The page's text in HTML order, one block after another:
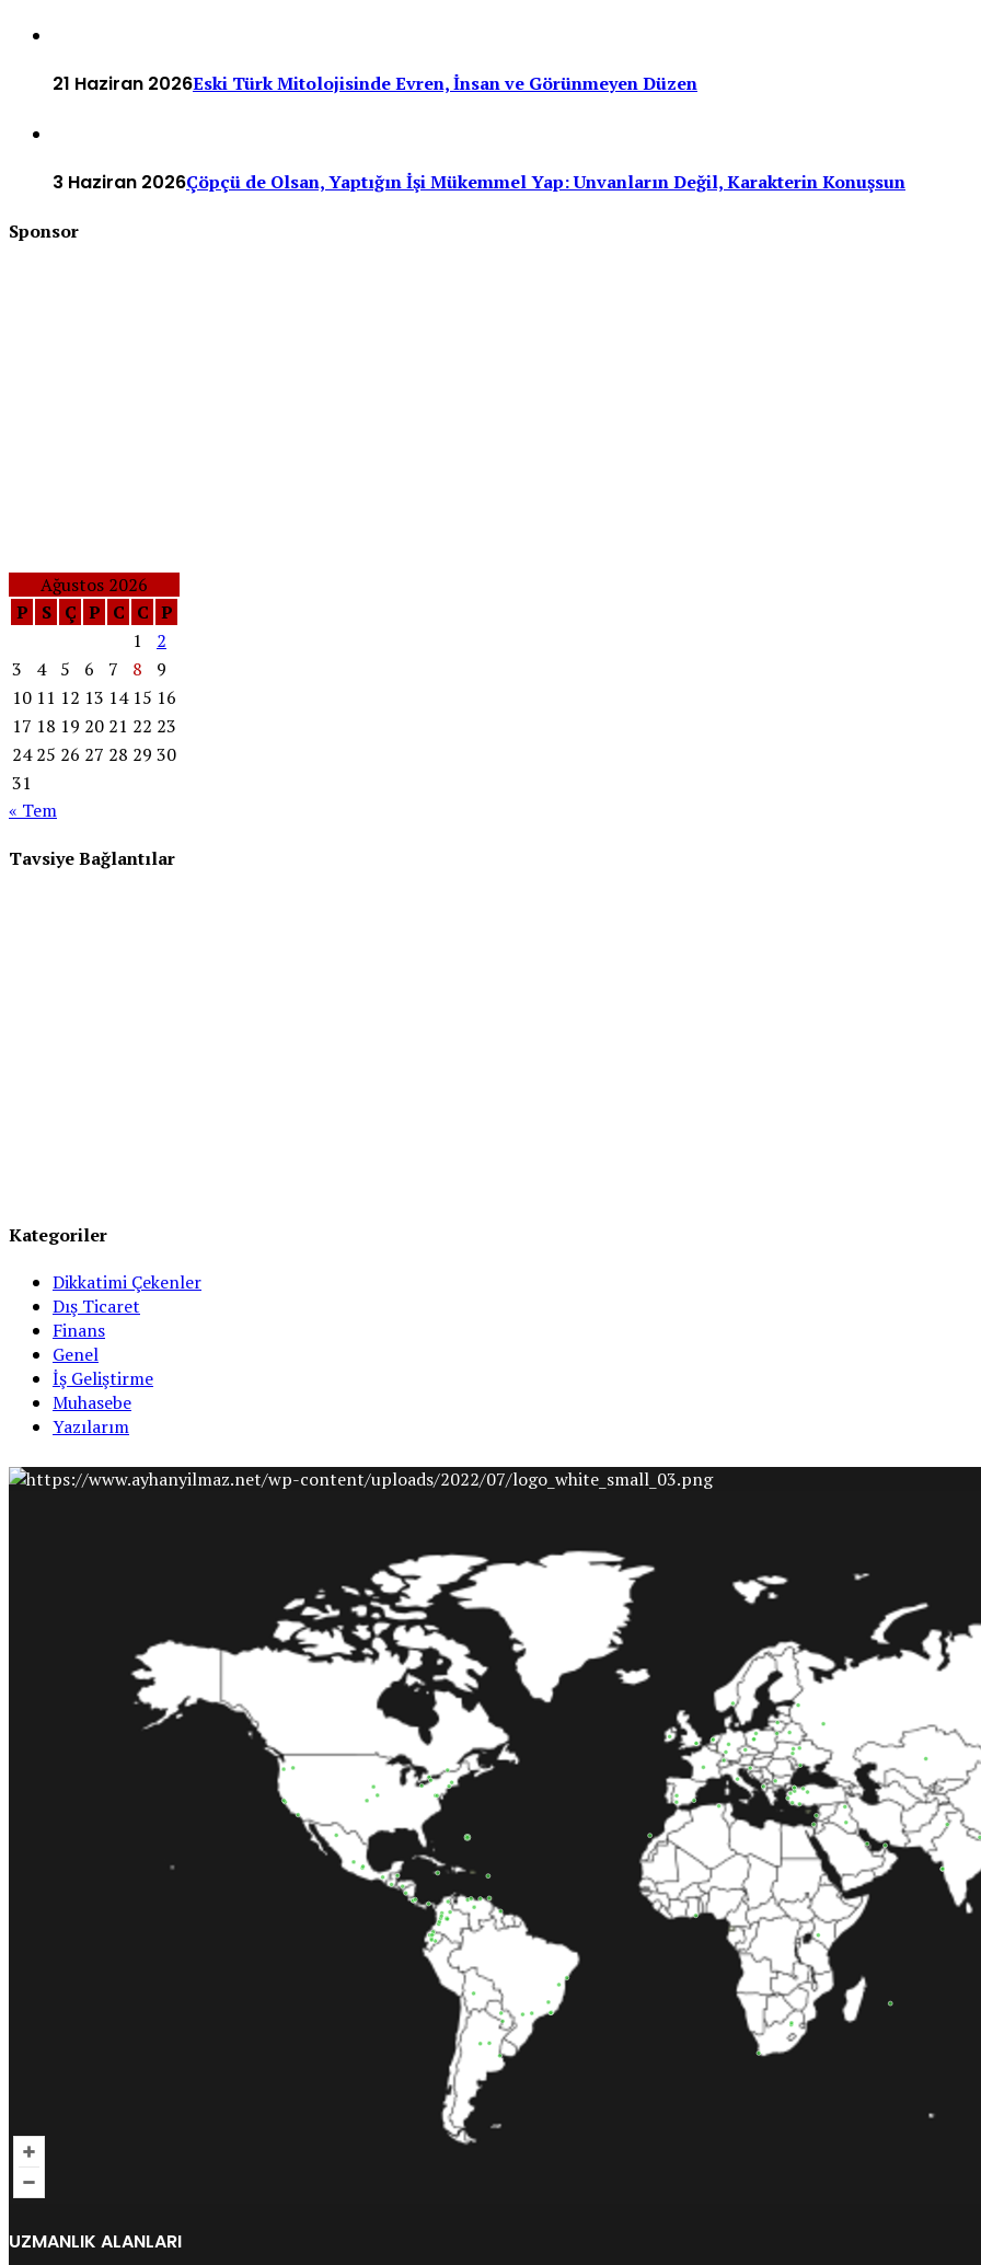
21 Haziran 2026Eski Türk Mitolojisinde Evren, İnsan ve Görünmeyen Düzen
3 Haziran 2026Çöpçü de Olsan, Yaptığın İşi Mükemmel Yap: Unvanların Değil, Karakterin Konuşsun
Sponsor
Ağustos 2026
P
S Ç P C C P
1
2
3
4 5 6 7 8
9
10 11 12 13 14 15 16
17 18 19 20 21 22 23
24 25 26 27 28 29 30
31
« Tem
Tavsiye Bağlantılar
Kategoriler
Dikkatimi Çekenler
Dış Ticaret
Finans
Genel
İş Geliştirme
Muhasebe
Yazılarım
UZMANLIK ALANLARI